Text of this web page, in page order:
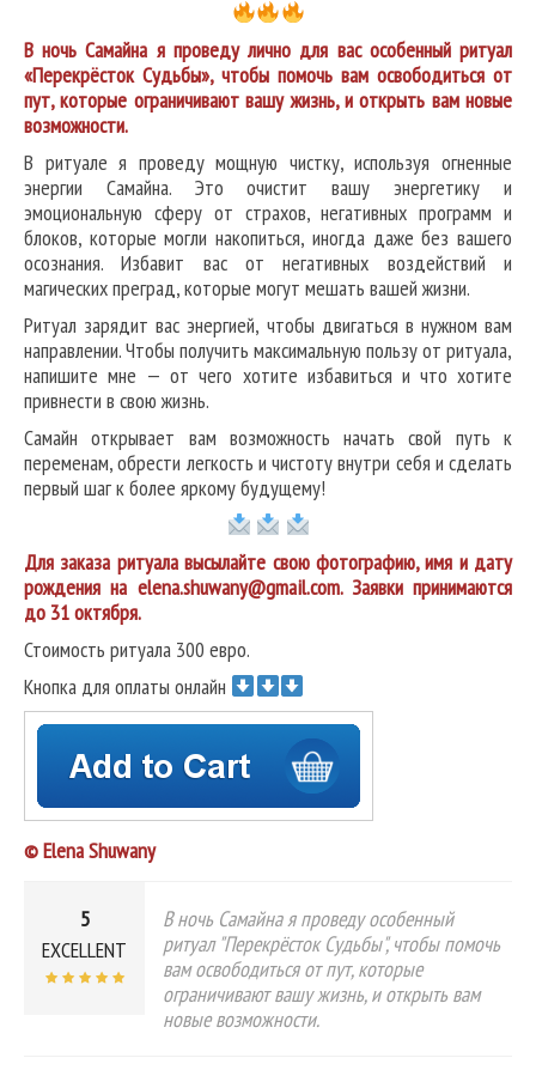
В ночь Самайна я проведу лично для вас особенный ритуал
«Перекрёсток Судьбы», чтобы помочь вам освободиться от
пут, которые ограничивают вашу жизнь, и открыть вам новые
возможности.
В ритуале я проведу мощную чистку, используя огненные
энергии Самайна. Это очистит вашу энергетику и
эмоциональную сферу от страхов, негативных программ и
блоков, которые могли накопиться, иногда даже без вашего
осознания. Избавит вас от негативных воздействий и
магических преград, которые могут мешать вашей жизни.
Ритуал зарядит вас энергией, чтобы двигаться в нужном вам
направлении. Чтобы получить максимальную пользу от ритуала,
напишите мне — от чего хотите избавиться и что хотите
привнести в свою жизнь.
Самайн открывает вам возможность начать свой путь к
переменам, обрести легкость и чистоту внутри себя и сделать
первый шаг к более яркому будущему!
Для заказа ритуала высылайте свою фотографию, имя и дату
рождения на elena.shuwany@gmail.com. Заявки принимаются
до 31 октября.
Стоимость ритуала 300 евро.
Кнопка для оплаты онлайн
© Elena Shuwany
5
EXCELLENT
В ночь Самайна я проведу особенный
ритуал "Перекрёсток Судьбы", чтобы помочь
вам освободиться от пут, которые
ограничивают вашу жизнь, и открыть вам
новые возможности.